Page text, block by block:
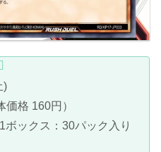
)
格 160円）
ックス：30パック入り